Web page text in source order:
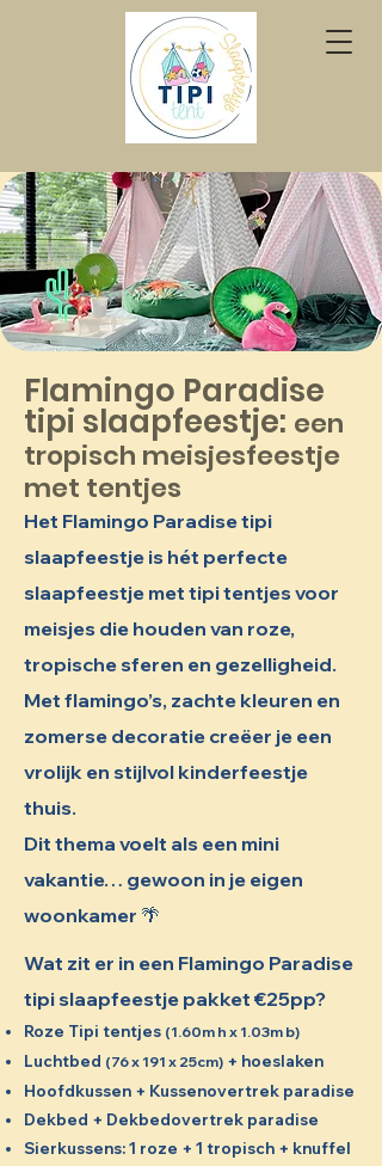
Flamingo Paradise
tipi slaapfeestje: een
tropisch meisjesfeestje
met tentjes
Het Flamingo Paradise tipi
slaapfeestje is hét perfecte
slaapfeestje met tipi tentjes voor
meisjes die houden van roze,
tropische sferen en gezelligheid.
Met flamingo’s, zachte kleuren en
zomerse decoratie creëer je een
vrolijk en stijlvol kinderfeestje
thuis.
Dit thema voelt als een mini
vakantie… gewoon in je eigen
woonkamer 🌴
Wat zit er in een Flamingo Paradise
tipi slaapfeestje pakket €25pp?
Roze Tipi tentjes (1.60m h x 1.03m b)
Luchtbed (76 x 191 x 25cm) + hoeslaken
Hoofdkussen + Kussenovertrek paradise
Dekbed + Dekbedovertrek paradise
Sierkussens: 1 roze + 1 tropisch + knuffel